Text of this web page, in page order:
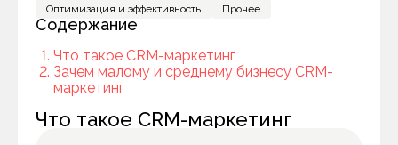
Оптимизация и эффективность
Прочее
Содержание
Что такое CRM-маркетинг
Зачем малому и среднему бизнесу CRM-
маркетинг
Что такое CRM-маркетинг